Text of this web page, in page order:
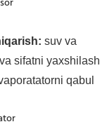
: suv va
sifatni yaxshilash
qabul